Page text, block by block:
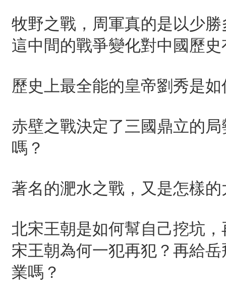
牧野之戰，周軍真的是以少
這中間的戰爭變化對中國歷
歷史上最全能的皇帝劉秀是
赤壁之戰決定了三國鼎立的
嗎？
著名的淝水之戰，又是怎樣
北宋王朝是如何幫自己挖坑
宋王朝為何一犯再犯？再給
業嗎？